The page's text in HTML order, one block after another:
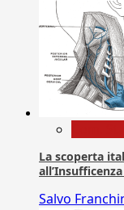
La scoperta
Salvo